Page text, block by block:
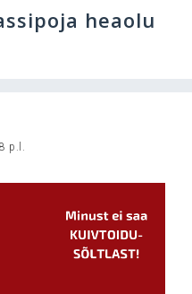
heaolu
p.l.